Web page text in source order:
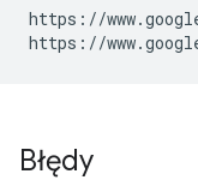
https://
https://
Błędy